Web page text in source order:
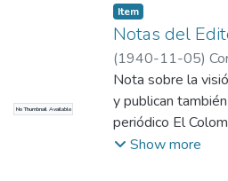
No Thumbnail Available
Item
Notas del
(1940-11-05)
Nota sobre la
y publican
periódico El
duramente un
Show more